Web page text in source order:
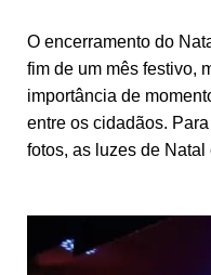
O encerramento do
fim de um mês festivo,
importância de
entre os cidadãos.
fotos, as luzes de